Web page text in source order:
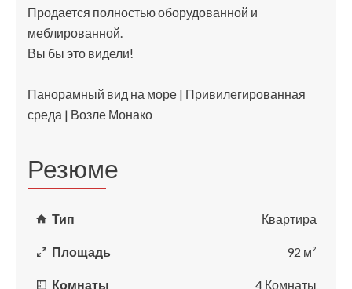
Продается полностью оборудованной и
меблированной.
Вы бы это видели!
Панорамный вид на море | Привилегированная
среда | Возле Монако
Резюме
Тип Квартира
Площадь 92 м²
Комнаты 4 Комнаты